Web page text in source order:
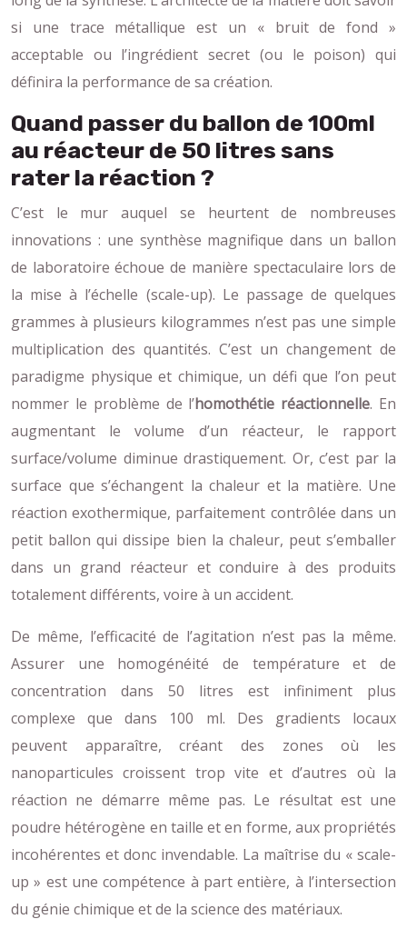
si une trace métallique est un « bruit de fond »
acceptable ou l’ingrédient secret (ou le poison) qui
définira la performance de sa création.
Quand passer du ballon de 100ml
au réacteur de 50 litres sans
rater la réaction ?
C’est le mur auquel se heurtent de nombreuses
innovations : une synthèse magnifique dans un ballon
de laboratoire échoue de manière spectaculaire lors de
la mise à l’échelle (scale-up). Le passage de quelques
grammes à plusieurs kilogrammes n’est pas une simple
multiplication des quantités. C’est un changement de
paradigme physique et chimique, un défi que l’on peut
nommer le problème de l’homothétie réactionnelle. En
augmentant le volume d’un réacteur, le rapport
surface/volume diminue drastiquement. Or, c’est par la
surface que s’échangent la chaleur et la matière. Une
réaction exothermique, parfaitement contrôlée dans un
petit ballon qui dissipe bien la chaleur, peut s’emballer
dans un grand réacteur et conduire à des produits
totalement différents, voire à un accident.
De même, l’efficacité de l’agitation n’est pas la même.
Assurer une homogénéité de température et de
concentration dans 50 litres est infiniment plus
complexe que dans 100 ml. Des gradients locaux
peuvent apparaître, créant des zones où les
nanoparticules croissent trop vite et d’autres où la
réaction ne démarre même pas. Le résultat est une
poudre hétérogène en taille et en forme, aux propriétés
incohérentes et donc invendable. La maîtrise du « scale-
up » est une compétence à part entière, à l’intersection
du génie chimique et de la science des matériaux.